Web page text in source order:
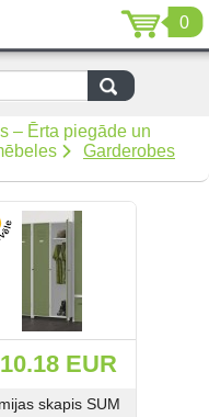
0
– Ērta piegāde un
Garderobes
EUR
skapis SUM